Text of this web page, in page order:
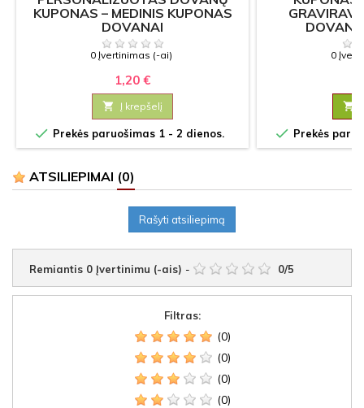
KUPONAS – MEDINIS KUPONAS
DOVANAI
0 Įvertinimas (-ai)
1,20 €
 Į krepšelį
 Prekės paruošimas 1 - 2 dienos.
0

 Prekės
ATSILIEPIMAI (0)
Rašyti atsiliepimą
Remiantis 0 Įvertinimu (-ais) - 0/5
Filtras:
(0)
(0)
(0)
(0)